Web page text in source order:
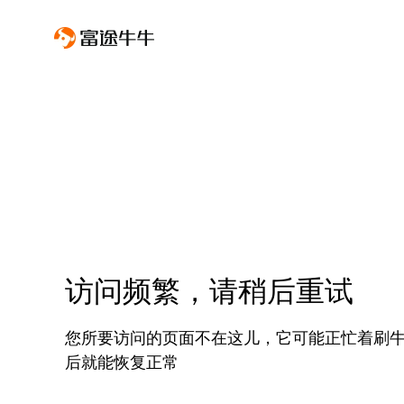
访问频繁，请稍后重试
您所要访问的页面不在这儿，它可能正忙着刷
后就能恢复正常